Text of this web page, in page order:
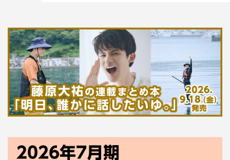
劇で作った作品は帝劇で閉めるんです”っておっしゃって
いました」と明かし、「でも光一さんは演出家にもなって
いるので、いつかこれを超える素晴らしい作品を作ってま
た演じられることを祈っています。その時はぜひ私もおば
あさん役で出してください（笑）」とちゃめっけたっぷり
にエールを送った。